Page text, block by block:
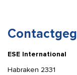
ESE International
Habraken 2331